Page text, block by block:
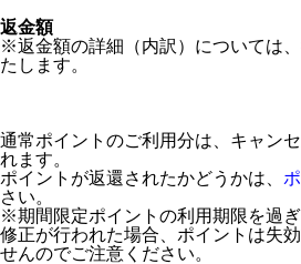
返金額
※返金額の詳細（内訳）については
たします。
通常ポイントのご利用分は、キャン
れます。
ポイントが返還されたかどうかは、
さい。
※期間限定ポイントの利用期限を過
修正が行われた場合、ポイントは失
せんのでご注意ください。